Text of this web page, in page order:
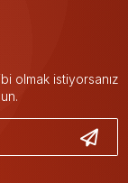
olmak istiyorsanız